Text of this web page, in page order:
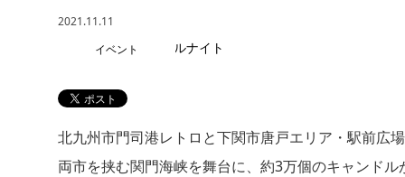
2021.11.11
イベント
北九州市門司港レトロと下関市唐戸エリア・駅前広
両市を挟む関門海峡を舞台に、約3万個のキャンドル